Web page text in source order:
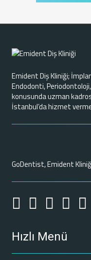
Emident Diş Kliniği;
Endodonti,
konusunda uzman
İstanbul’da hizmet
GoDentist, Emident
Hızlı Menü